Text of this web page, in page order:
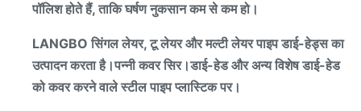
पॉलिश होते हैं, ताकि घर्षण नुकसान कम से कम हो।
LANGBO सिंगल लेयर, टू लेयर और मल्टी लेयर पाइप डाई-हेड्स का
उत्पादन करता है।पन्नी कवर सिर।डाई-हेड और अन्य विशेष डाई-हेड
को कवर करने वाले स्टील पाइप प्लास्टिक पर।